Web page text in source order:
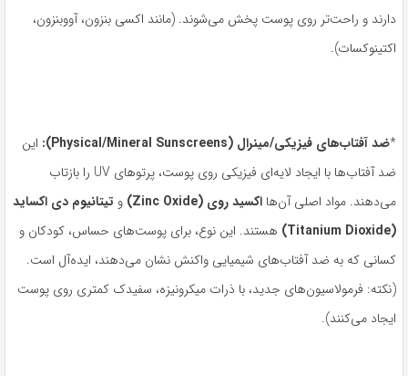
دارند و راحت‌تر روی پوست پخش می‌شوند. (مانند اکسی بنزون، آووبنزون،
اکتینوکسات).
*ضد آفتاب‌های فیزیکی/مینرال (Physical/Mineral Sunscreens):
این
ضد آفتاب‌ها با ایجاد لایه‌ای فیزیکی روی پوست، پرتوهای UV را بازتاب
می‌دهند. مواد اصلی آن‌ها اکسید روی (Zinc Oxide) و تیتانیوم دی اکساید
(Titanium Dioxide)
هستند. این نوع، برای پوست‌های حساس، کودکان و
کسانی که به ضد آفتاب‌های شیمیایی واکنش نشان می‌دهند، ایده‌آل است.
(نکته: فرمولاسیون‌های جدید، با ذرات میکرونیزه، سفیدک کمتری روی پوست
ایجاد می‌کنند).